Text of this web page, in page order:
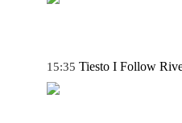
15:35 Tiesto I Follow